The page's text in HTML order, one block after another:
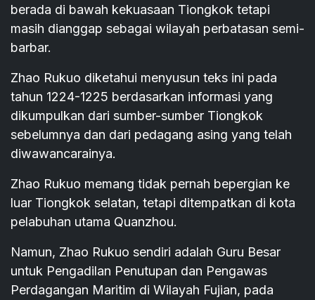
berada di bawah kekuasaan Tiongkok tetapi
masih dianggap sebagai wilayah perbatasan semi-
barbar.
Zhao Rukuo diketahui menyusun teks ini pada
tahun 1224-1225 berdasarkan informasi yang
dikumpulkan dari sumber-sumber Tiongkok
sebelumnya dan dari pedagang asing yang telah
diwawancarainya.
Zhao Rukuo memang tidak pernah bepergian ke
luar Tiongkok selatan, tetapi ditempatkan di kota
pelabuhan utama Quanzhou.
Namun, Zhao Rukuo sendiri adalah Guru Besar
untuk Pengadilan Penutupan dan Pengawas
Perdagangan Maritim di Wilayah Fujian, pada